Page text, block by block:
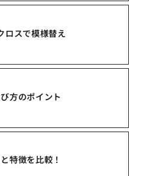
ロスで模様替え
方のポイント
特徴を比較！